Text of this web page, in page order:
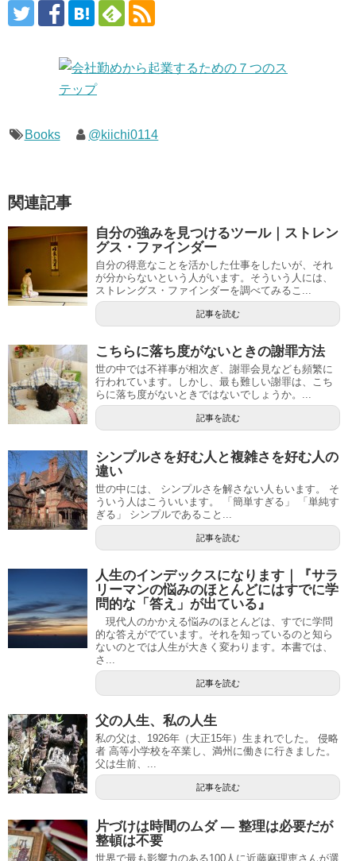
Books @kiichi0114
関連記事
自分の強みを見つけるツール｜ストレン
グス・ファインダー
自分の得意なことを活かした仕事をしたいが、それ
が分からないという人がいます。そういう人には、
ストレングス・ファインダーを調べてみるこ...
記事を読む
こちらに落ち度がないときの謝罪方法
世の中では不祥事が相次ぎ、謝罪会見なども頻繁に
行われています。しかし、最も難しい謝罪は、こち
らに落ち度がないときではないでしょうか。...
記事を読む
シンプルさを好む人と複雑さを好む人の
違い
世の中には、 シンプルさを解さない人もいます。 そ
ういう人はこういいます。 「簡単すぎる」 「単純す
ぎる」 シンプルであること...
記事を読む
人生のインデックスになります｜『サラ
リーマンの悩みのほとんどにはすでに学
問的な「答え」が出ている』
現代人のかかえる悩みのほとんどは、すでに学問
的な答えがでています。それを知っているのと知ら
ないのとでは人生が大きく変わります。本書では、
さ...
記事を読む
父の人生、私の人生
私の父は、1926年（大正15年）生まれでした。 侵略
者 高等小学校を卒業し、満州に働きに行きました。
父は生前、...
記事を読む
片づけは時間のムダ ― 整理は必要だが
整頓は不要
世界で最も影響力のある100人に近藤麻理恵さんが選